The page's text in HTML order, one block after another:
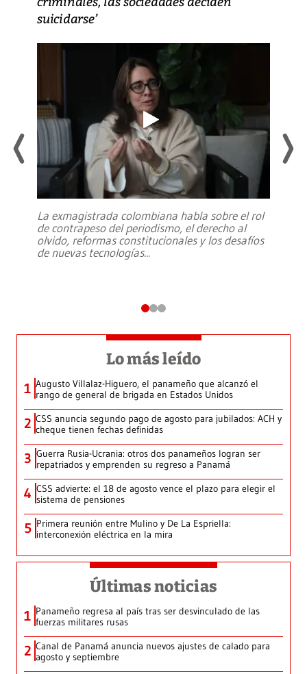
suicidarse’
La exmagistrada colombiana habla sobre el rol
de contrapeso del periodismo, el derecho al
olvido, reformas constitucionales y los desafíos
de nuevas tecnologías...
Lo más leído
1 Augusto Villalaz-Higuero, el panameño que alcanzó el
rango de general de brigada en Estados Unidos
2 CSS anuncia segundo pago de agosto para jubilados: ACH y
cheque tienen fechas definidas
3 Guerra Rusia-Ucrania: otros dos panameños logran ser
repatriados y emprenden su regreso a Panamá
4 CSS advierte: el 18 de agosto vence el plazo para elegir el
sistema de pensiones
5 Primera reunión entre Mulino y De La Espriella:
interconexión eléctrica en la mira
Últimas noticias
1 Panameño regresa al país tras ser desvinculado de las
fuerzas militares rusas
2 Canal de Panamá anuncia nuevos ajustes de calado para
agosto y septiembre